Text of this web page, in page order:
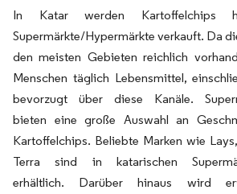
In Katar werden Kartoffelchips
Supermärkte/Hypermärkte verkauft. Da
den meisten Gebieten reichlich
Menschen täglich Lebensmittel,
bevorzugt über diese Kanäle.
bieten eine große Auswahl an
Kartoffelchips. Beliebte Marken wie
Terra sind in katarischen
erhältlich. Darüber hinaus wird